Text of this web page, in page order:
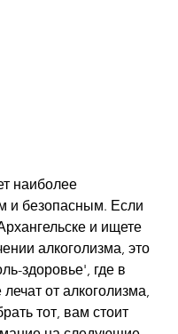
и безопасным. Если
и ищете
алкоголизма, это
здоровье', где в
от алкоголизма,
тот, вам стоит